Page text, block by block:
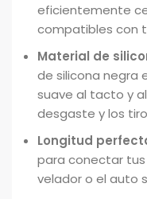
eficientemente
compatibles con
Material de
de silicona negra
suave al tacto y
desgaste y los
Longitud
para conectar tus
velador o el auto